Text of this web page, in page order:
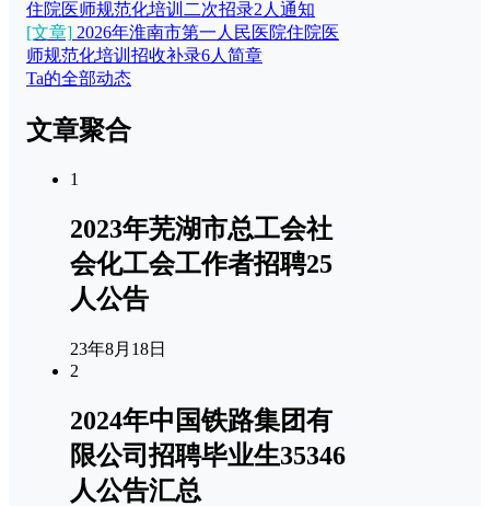
住院医师规范化培训二次招录2人通知
[文章] 2026年淮南市第一人民医院住院医
师规范化培训招收补录6人简章
Ta的全部动态
文章聚合
1
2023年芜湖市总工会社
会化工会工作者招聘25
人公告
23年8月18日
2
2024年中国铁路集团有
限公司招聘毕业生35346
人公告汇总